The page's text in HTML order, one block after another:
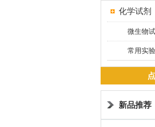
化学试剂
微生物
常用实
新品推荐